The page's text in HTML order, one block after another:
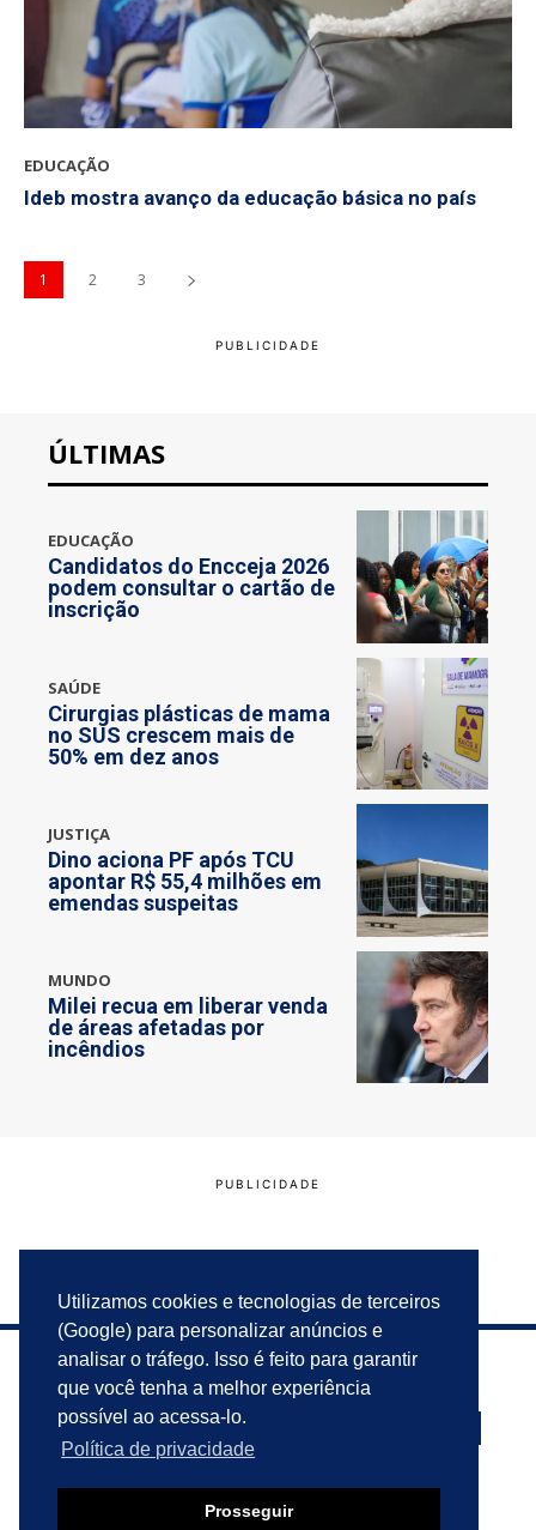
Utilizamos cookies e tecnologias de terceiros
(Google) para personalizar anúncios e
analisar o tráfego. Isso é feito para garantir
que você tenha a melhor experiência
possível ao acessa-lo.
Política de privacidade
Prosseguir
EDUCAÇÃO
Ideb mostra avanço da educação básica no país
1 2 3
ÚLTIMAS
EDUCAÇÃO
Candidatos do Encceja 2026
podem consultar o cartão de
inscrição
SAÚDE
Cirurgias plásticas de mama
no SUS crescem mais de
50% em dez anos
JUSTIÇA
Dino aciona PF após TCU
apontar R$ 55,4 milhões em
emendas suspeitas
MUNDO
Milei recua em liberar venda
de áreas afetadas por
incêndios
PRIVACIDADE ANUNCIE